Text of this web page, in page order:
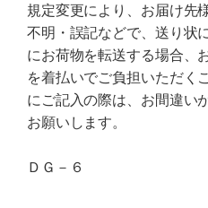
規定変更により、お届け先
不明・誤記などで、送り状
にお荷物を転送する場合、
を着払いでご負担いただく
にご記入の際は、お間違い
お願いします。
ＤＧ－６